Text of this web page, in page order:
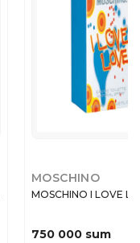
MOSCHINO
MOSCHINO I LOVE
750 000 sum